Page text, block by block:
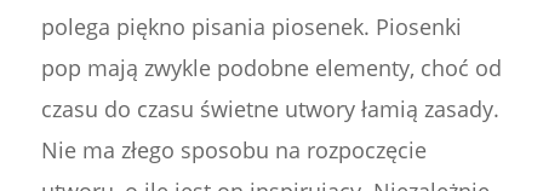
polega piękno pisania piosenek. Piosenki
pop mają zwykle podobne elementy, choć od
czasu do czasu świetne utwory łamią zasady.
Nie ma złego sposobu na rozpoczęcie